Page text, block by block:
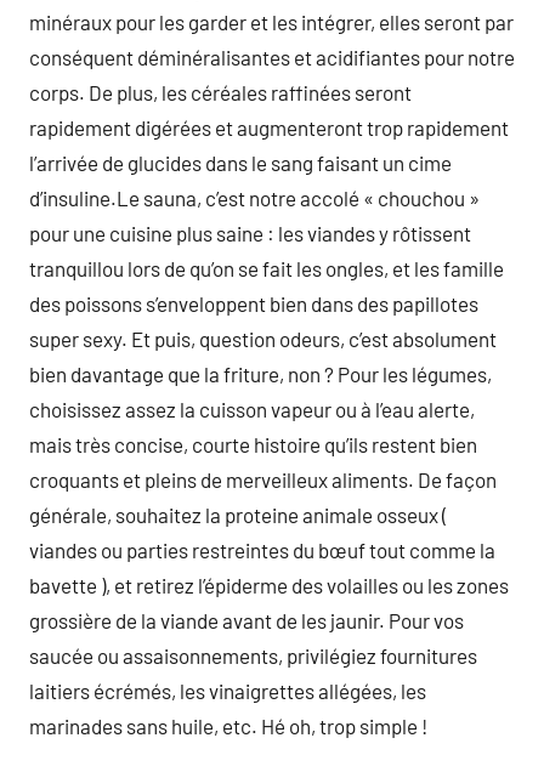
minéraux pour les garder et les intégrer, elles seront par
conséquent déminéralisantes et acidifiantes pour notre
corps. De plus, les céréales raffinées seront
rapidement digérées et augmenteront trop rapidement
l’arrivée de glucides dans le sang faisant un cime
d’insuline.Le sauna, c’est notre accolé « chouchou »
pour une cuisine plus saine : les viandes y rôtissent
tranquillou lors de qu’on se fait les ongles, et les famille
des poissons s’enveloppent bien dans des papillotes
super sexy. Et puis, question odeurs, c’est absolument
bien davantage que la friture, non ? Pour les légumes,
choisissez assez la cuisson vapeur ou à l’eau alerte,
mais très concise, courte histoire qu’ils restent bien
croquants et pleins de merveilleux aliments. De façon
générale, souhaitez la proteine animale osseux (
viandes ou parties restreintes du bœuf tout comme la
bavette ), et retirez l’épiderme des volailles ou les zones
grossière de la viande avant de les jaunir. Pour vos
saucée ou assaisonnements, privilégiez fournitures
laitiers écrémés, les vinaigrettes allégées, les
marinades sans huile, etc. Hé oh, trop simple !